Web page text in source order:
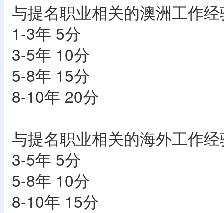
与提名职业相关的澳洲工作
1-3年 5分
3-5年 10分
5-8年 15分
8-10年 20分
与提名职业相关的海外工作
3-5年 5分
5-8年 10分
8-10年 15分